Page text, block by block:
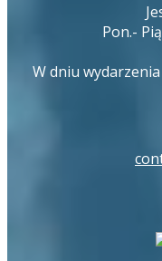
Pon.-
W dniu